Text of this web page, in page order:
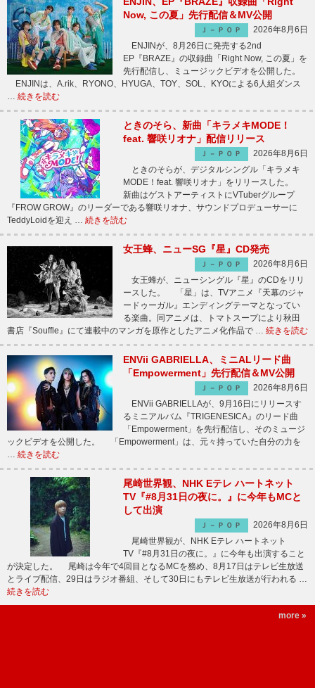
Now, この夏」先行配信＆MV公開
Ｊ－ＰＯＰ
2026年8月6日
ENJINが、8月26日に発売する2nd
EP『BRAZE』の収録曲「Right Now, この夏」を
先行配信し、ミュージックビデオを公開した。
ENJINは、A.rik、RYONO、HYUGA、TOY、SOL、KYOによる6人組ダンス
… 続きを読む
ときのそら、新曲「キラメキMODE！
feat. 響咲リオナ」配信リリース
Ｊ－ＰＯＰ
2026年8月6日
ときのそらが、デジタルシングル「キラメキ
MODE！feat. 響咲リオナ」をリリースした。
新曲はゲストアーティストにVTuberグループ
『FROW GROW』のリーダーである響咲リオナ、サウンドプロデューサーに
TeddyLoidを迎え … 続きを読む
女王蜂、ニューSG『星』CD発売
Ｊ－ＰＯＰ
2026年8月6日
女王蜂が、ニューシングル『星』のCDをリリ
ースした。 「星」は、TVアニメ『天幕のジャ
ードゥーガル』エンディングテーマとなってい
る楽曲。同アニメは、トマトスープにより秋田
書店『Souffle』にて連載中のマンガを原作としたアニメ化作品で … 続きを読む
ENVii GABRIELLA、ミニALリード曲
「Empowerment」先行配信＆MV公開
Ｊ－ＰＯＰ
2026年8月6日
ENVii GABRIELLAが、9月16日にリリースす
るミニアルバム『TRIGENESICA』のリード曲
「Empowerment」を先行配信し、そのミュージ
ックビデオを公開した。 「Empowerment」は、元々持っていた自分の力を
… 続きを読む
尾崎世界観、NHK Eテレ ハートネット
TV『#8月31日の夜に。』に今年もMCと
して出演
Ｊ－ＰＯＰ
2026年8月6日
尾崎世界観が、NHK Eテレ ハートネット
TV『#8月31日の夜に。』に今年も出演すること
が決定した。 尾崎は今年で4回目となるMCを務め、8月17日はテレビ生放送
とライブ配信、29日はラジオ番組、そして30日にもテレビ生放送が行われる …
続きを読む
more »